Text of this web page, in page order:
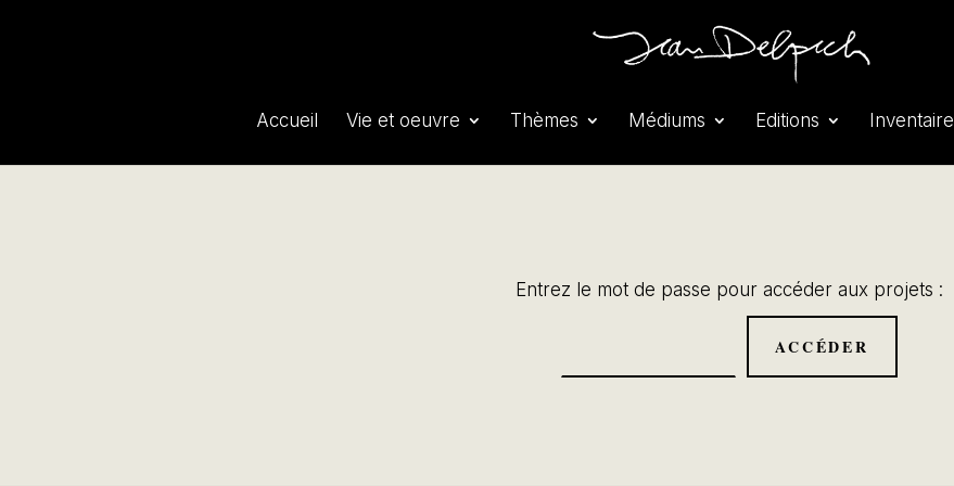
Accueil Vie et oeuvre Thèmes Médiums Editions Inventaire
Entrez le mot de passe pour accéder aux projets :